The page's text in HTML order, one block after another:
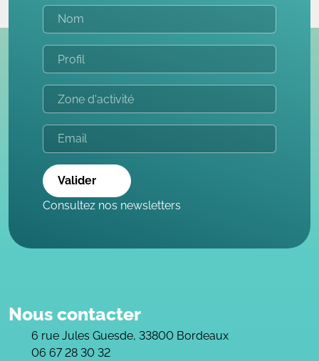
Valider
Consultez nos newsletters
Nous contacter
6 rue Jules Guesde, 33800 Bordeaux
06 67 28 30 32